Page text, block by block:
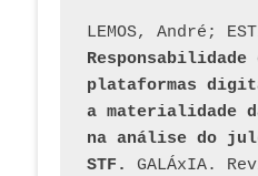
plataformas
a materialidade
na análise do
STF.
GALÁxIA.